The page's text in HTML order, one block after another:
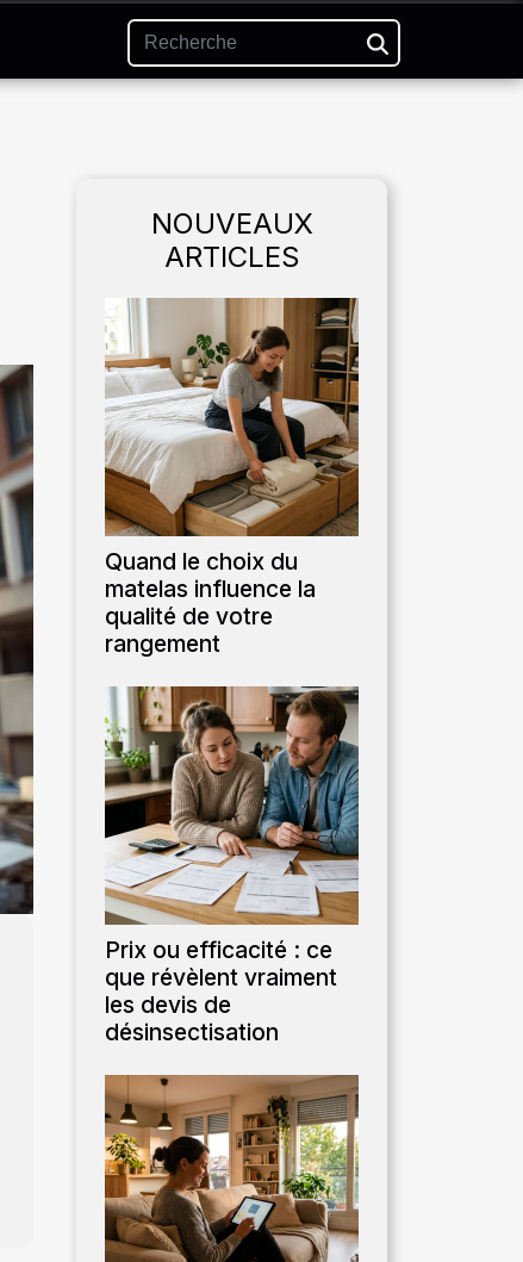
NOUVEAUX
ARTICLES
Quand le choix du
matelas influence la
qualité de votre
rangement
Prix ou efficacité : ce
que révèlent vraiment
les devis de
désinsectisation